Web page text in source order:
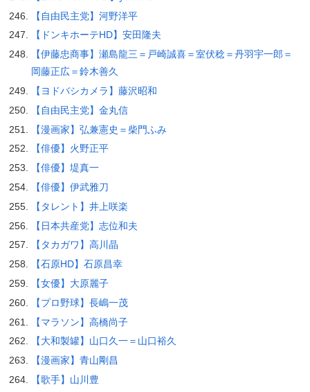
【自由民主党】河野洋平
【ドンキホーテHD】安田隆夫
【伊藤忠商事】瀬島龍三＝戸崎誠喜＝室伏稔＝丹羽宇一郎＝
岡藤正広＝鈴木善久
【ヨドバシカメラ】藤沢昭和
【自由民主党】金丸信
【漫画家】弘兼憲史＝柴門ふみ
【俳優】火野正平
【俳優】堤真一
【俳優】伊武雅刀
【タレント】井上咲楽
【日本共産党】志位和夫
【タカガワ】高川晶
【石原HD】石原昌幸
【女優】大原麗子
【プロ野球】長嶋一茂
【マラソン】高橋尚子
【大和製罐】山口久一＝山口裕久
【漫画家】青山剛昌
【歌手】山川豊